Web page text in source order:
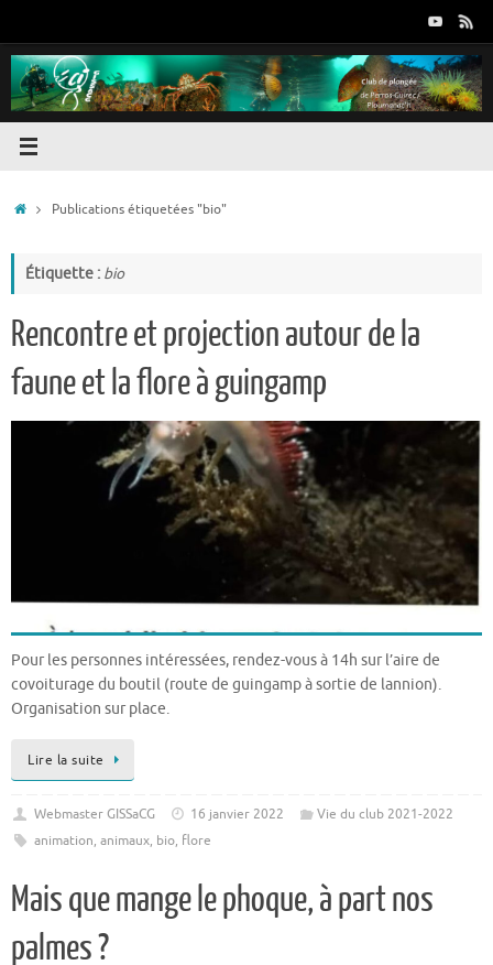
contenu
AccueilPublications étiquetées "bio"
Étiquette : bio
Rencontre et projection autour de la
faune et la flore à guingamp
Pour les personnes intéressées, rendez-vous à 14h sur l’aire de
covoiturage du boutil (route de guingamp à sortie de lannion).
Organisation sur place.
Lire la suite
Webmaster GISSaCG 16 janvier 2022
Vie du club 2021-2022
animation, animaux, bio, flore
Mais que mange le phoque, à part nos
palmes ?